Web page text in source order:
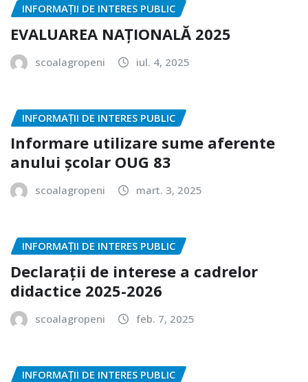
INFORMAȚII DE INTERES PUBLIC
EVALUAREA NAȚIONALĂ 2025
scoalagropeni iul. 4, 2025
INFORMAȚII DE INTERES PUBLIC
Informare utilizare sume aferente
anului școlar OUG 83
scoalagropeni mart. 3, 2025
INFORMAȚII DE INTERES PUBLIC
Declarații de interese a cadrelor
didactice 2025-2026
scoalagropeni feb. 7, 2025
INFORMAȚII DE INTERES PUBLIC